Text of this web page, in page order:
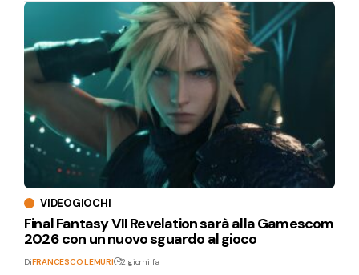
VIDEOGIOCHI
Final Fantasy VII Revelation sarà alla Gamescom
2026 con un nuovo sguardo al gioco
DiFRANCESCO LEMURI 2 giorni fa